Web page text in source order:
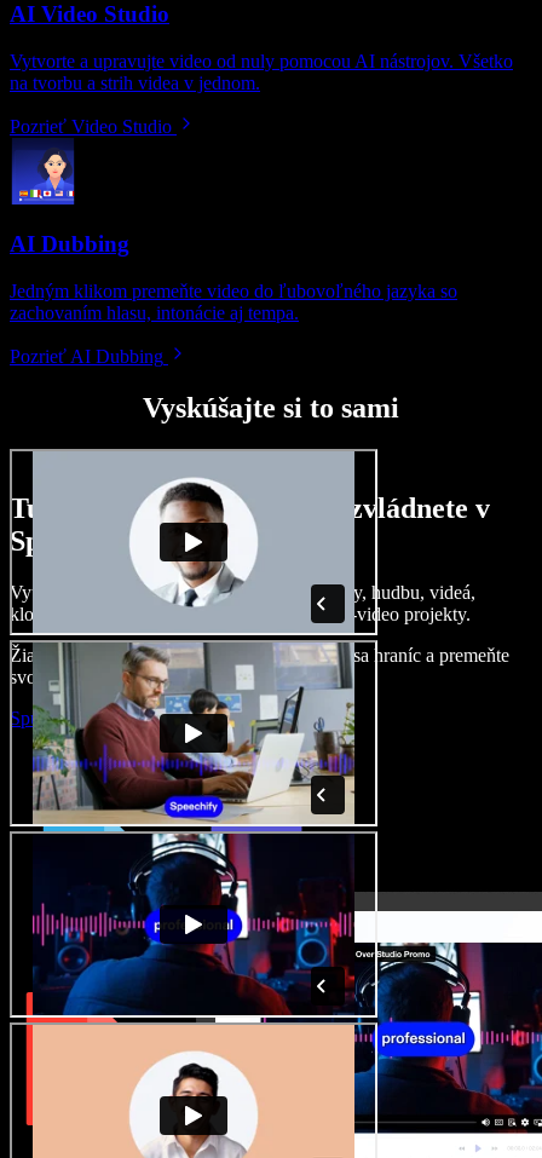
AI Video Studio
Vytvorte a upravujte video od nuly pomocou AI nástrojov. Všetko
na tvorbu a strih videa v jednom.
Pozrieť Video Studio
AI Dubbing
Jedným klikom premeňte video do ľubovoľného jazyka so
zachovaním hlasu, intonácie aj tempa.
Pozrieť AI Dubbing
Vyskúšajte si to sami
Tu je malá ukážka toho, čo zvládnete v
Speechify Studio.
Vytvárajte dabingy, pridajte bezplatné obrázky, hudbu, videá,
klonujte svoj hlas – postavíte pôsobivé audio-video projekty.
Žiadne učenie, všetko v prehliadači – zbavte sa hraníc a premeňte
svoje nápady na realitu.
Spustiť Studio